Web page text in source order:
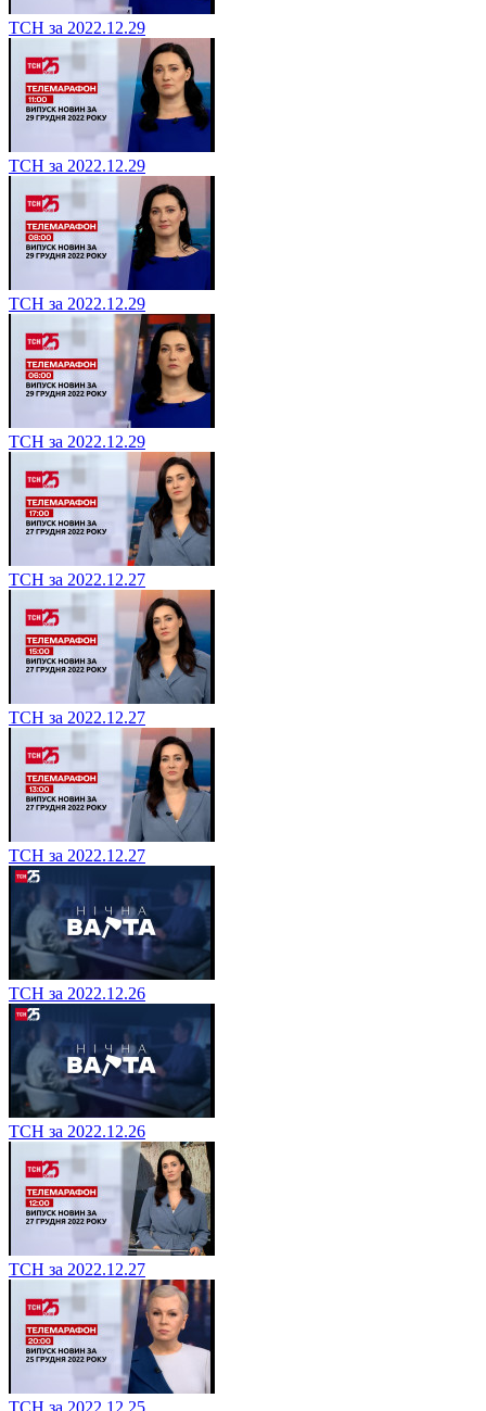
ТСН за 2022.12.29
ТСН за 2022.12.29
ТСН за 2022.12.29
ТСН за 2022.12.29
ТСН за 2022.12.27
ТСН за 2022.12.27
ТСН за 2022.12.27
ТСН за 2022.12.26
ТСН за 2022.12.26
ТСН за 2022.12.27
ТСН за 2022.12.25